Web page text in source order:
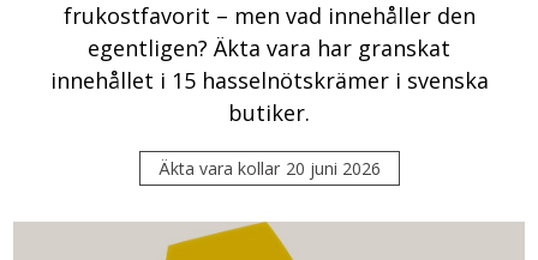
frukostfavorit – men vad innehåller den
egentligen? Äkta vara har granskat
innehållet i 15 hasselnötskrämer i svenska
butiker.
Äkta vara kollar 20 juni 2026